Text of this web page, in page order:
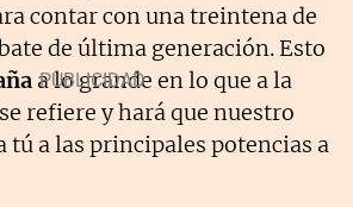
contar con una treintena de
de última generación. Esto
a lo grande en lo que a la
refiere y hará que nuestro
tú a las principales potencias a